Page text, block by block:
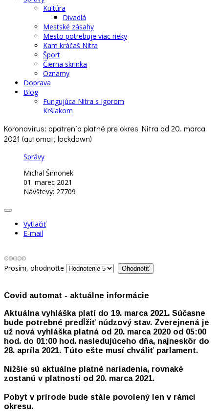
Kultúra
Divadlá
Mestské zásahy
Mesto potrebuje viac rieky
Kam kráčaš Nitra
Šport
Čierna skrinka
Oznamy
Doprava
Blog
Fungujúca Nitra s Igorom
Kršiakom
Koronavírus: opatrenia platné pre okres Nitra od 20. marca
2021 (automat, lockdown)
Správy
Michal Šimonek
01. marec 2021
Návštevy: 27709
Vytlačiť
E-mail
Prosím, ohodnoťte
Covid automat - aktuálne informácie
Aktuálna vyhláška platí do 19. marca 2021. Súčasne
bude potrebné predĺžiť núdzový stav. Zverejnená je
už nová vyhláška platná od 20. marca 2020 od 05:00
hod. do 01:00 hod. nasledujúceho dňa, najneskôr do
28. apríla 2021. Túto ešte musí chváliť parlament.
Nižšie sú aktuálne platné nariadenia, rovnaké
zostanú v platnosti od 20. marca 2021.
Pobyt v prírode bude stále povolený len v rámci
okresu.